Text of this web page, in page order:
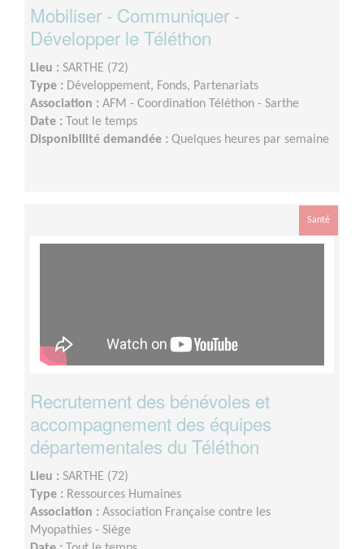
Mobiliser - Communiquer -
Développer le Téléthon
Lieu : SARTHE (72)
Type : Développement, Fonds, Partenariats
Association : AFM - Coordination Téléthon - Sarthe
Date :
Tout le temps
Disponibilité demandée : Quelques heures par semaine
Santé
Recrutement des bénévoles et
accompagnement des équipes
départementales du Téléthon
Lieu : SARTHE (72)
Type : Ressources Humaines
Association : Association Française contre les
Myopathies - Siège